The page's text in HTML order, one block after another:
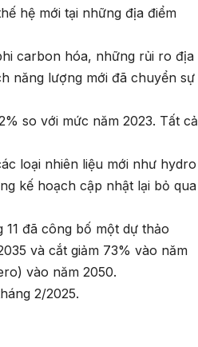
hệ mới tại những địa điểm
carbon hóa, những rủi ro địa
năng lượng mới đã chuyển sự
so với mức năm 2023. Tất cả
loại nhiên liệu mới như hydro
kế hoạch cập nhật lại bỏ qua
đã công bố một dự thảo
và cắt giảm 73% vào năm
vào năm 2050.
2/2025.